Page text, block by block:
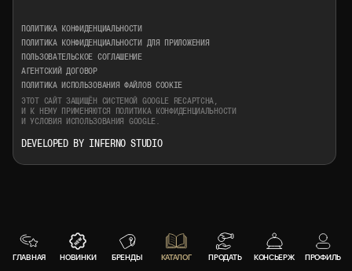
ГЛАВНАЯ НОВИНКИ БРЕНДЫ КАТАЛОГ ПРОДАТЬ КОНСЬЕРЖ ПРОФИЛЬ
ПОЛИТИКА КОНФИДЕНЦИАЛЬНОСТИ
ПОЛИТИКА КОНФИДЕНЦИАЛЬНОСТИ ДЛЯ ПРИЛОЖЕНИЯ
ПОЛЬЗОВАТЕЛЬСКОЕ СОГЛАШЕНИЕ
АГЕНТСКИЙ ДОГОВОР
ПОЛИТИКА ИСПОЛЬЗОВАНИЯ ФАЙЛОВ COOKIE
ЭТОТ САЙТ ЗАЩИЩЁН СИСТЕМОЙ GOOGLE RECAPTCHA,
И К НЕМУ ПРИМЕНЯЮТСЯ
ПОЛИТИКА КОНФИДЕНЦИАЛЬНОСТИ
И УСЛОВИЯ ИСПОЛЬЗОВАНИЯ GOOGLE.
DEVELOPED BY INFERNO STUDIO